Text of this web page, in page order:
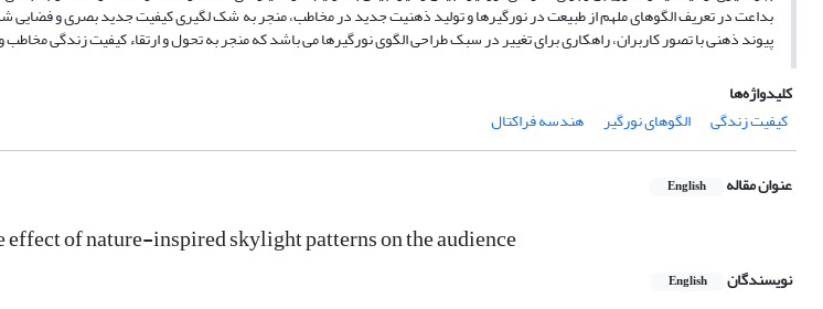
بداعت در تعریف الگوهای ملهم از طبیعت در نورگیرها و تولید ذهنیت جدید در مخاطب، منجر به شک لگیری کیفیت جدید بصری و فضایی
پیوند ذهنی با تصور کاربران، راهکاری برای تغییر در سبک طراحی الگوی نورگیرها می باشد که منجر به تحول و ارتقاء کیفیت زندگی
کلیدواژه‌ها
کیفیت زندگی
الگوهای نورگیر هندسه فراکتال
عنوان مقاله English
of nature-inspired skylight patterns on the audience
نویسندگان English